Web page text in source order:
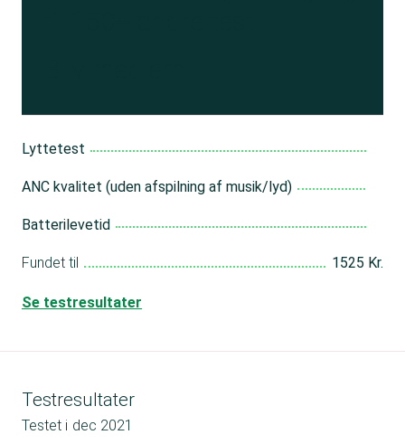
Lyttetest
ANC kvalitet (uden afspilning af musik/lyd)
Batterilevetid
Fundet til 1525 Kr.
Se testresultater
Testresultater
Testet i dec 2021